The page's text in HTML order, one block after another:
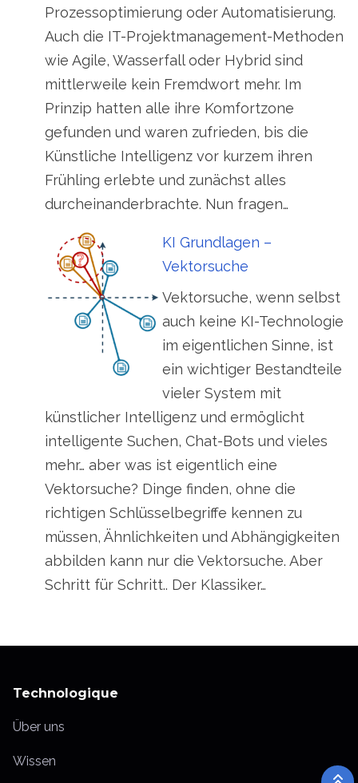
Prozessoptimierung oder Automatisierung.
Auch die IT-Projektmanagement-Methoden
wie Agile, Wasserfall oder Hybrid sind
mittlerweile kein Fremdwort mehr. Im
Prinzip hatten alle ihre Komfortzone
gefunden und waren zufrieden, bis die
Künstliche Intelligenz vor kurzem ihren
Frühling erlebte und zunächst alles
durcheinanderbrachte. Nun fragen…
KI Grundlagen –
Vektorsuche
Vektorsuche, wenn selbst
auch keine KI-Technologie
im eigentlichen Sinne, ist
ein wichtiger Bestandteile
vieler System mit
künstlicher Intelligenz und ermöglicht
intelligente Suchen, Chat-Bots und vieles
mehr… aber was ist eigentlich eine
Vektorsuche? Dinge finden, ohne die
richtigen Schlüsselbegriffe kennen zu
müssen, Ähnlichkeiten und Abhängigkeiten
abbilden kann nur die Vektorsuche. Aber
Schritt für Schritt.. Der Klassiker…
Technologique
Über uns
Wissen